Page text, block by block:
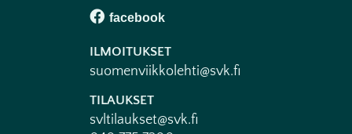
ILMOITUKSET
suomenviikkolehti@svk.fi
TILAUKSET
svltilaukset@svk.fi